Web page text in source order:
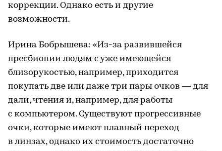
коррекции. Однако есть и другие
возможности.
Ирина Бобрышева: «Из-за развившейся
пресбиопии людям с уже имеющейся
близорукостью, например, приходится
покупать две или даже три пары очков — для
дали, чтения и, например, для работы
с компьютером. Существуют прогрессивные
очки, которые имеют плавный переход
в линзах, однако их стоимость достаточно